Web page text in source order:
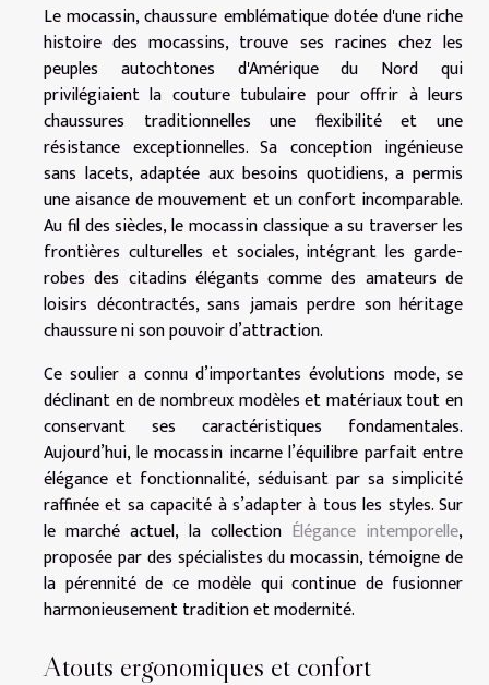
Le mocassin, chaussure emblématique dotée d'une riche
histoire des mocassins, trouve ses racines chez les
peuples autochtones d'Amérique du Nord qui
privilégiaient la couture tubulaire pour offrir à leurs
chaussures traditionnelles une flexibilité et une
résistance exceptionnelles. Sa conception ingénieuse
sans lacets, adaptée aux besoins quotidiens, a permis
une aisance de mouvement et un confort incomparable.
Au fil des siècles, le mocassin classique a su traverser les
frontières culturelles et sociales, intégrant les garde-
robes des citadins élégants comme des amateurs de
loisirs décontractés, sans jamais perdre son héritage
chaussure ni son pouvoir d’attraction.
Ce soulier a connu d’importantes évolutions mode, se
déclinant en de nombreux modèles et matériaux tout en
conservant ses caractéristiques fondamentales.
Aujourd’hui, le mocassin incarne l’équilibre parfait entre
élégance et fonctionnalité, séduisant par sa simplicité
raffinée et sa capacité à s’adapter à tous les styles. Sur
le marché actuel, la collection Élégance intemporelle,
proposée par des spécialistes du mocassin, témoigne de
la pérennité de ce modèle qui continue de fusionner
harmonieusement tradition et modernité.
Atouts ergonomiques et confort